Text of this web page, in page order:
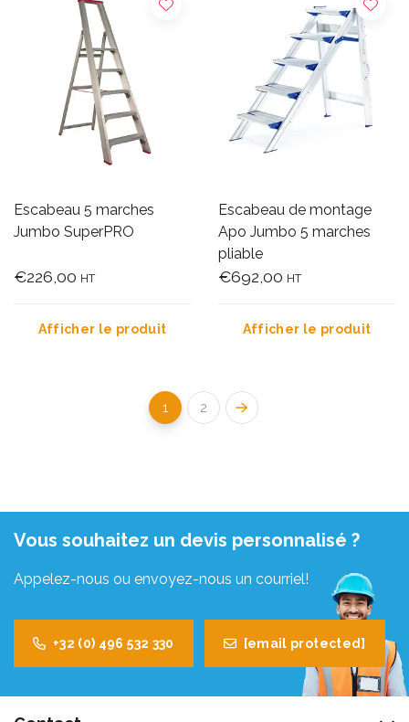
Escabeau 5 marches
Jumbo SuperPRO
€226,00 HT
Afficher le produit
Escabeau de montage
Apo Jumbo 5 marches
pliable
€692,00 HT
Afficher le produit
1 2
Vous souhaitez un devis personnalisé ?
Appelez-nous ou envoyez-nous un courriel!
+32 (0) 496 532 330 [email protected]